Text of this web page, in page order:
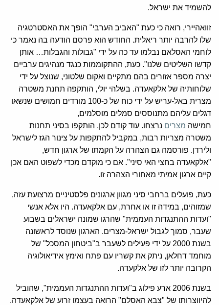
להשמיד את ישראל.
זוואהיירי, רואה כי כעת "האביב הערבי" הופך את האסטרטגיה
שלו להרבה יותר ריאלית. החודש הוא פרסם הודעה בה נאמר כי
לוחמי האסלאם נבלמו עד כה על ידי "גבולות והגבלות… אותן
קדשו השליטים שלנו". כעת, ההתקוממות כנגד מנהיגים ערביים
יצרה מספר אזורים בהם מתקיים ואקום שלטוני, שנוצל על ידי
שלוחותיה של אלקאעדה. בשלהי יולי, הותקפה תחנת משטרה
מצרית באל-עריש על ידי כוח של כ-100 מורדים חמושים שנשאו
דגלים עליהם מתנוססים סמלים מוסלמים,
חמישה מצרים נרצחו. עוד קודם לכן, הותקפו בסיני תחנות
משטרה מצריות רבות, במקביל להתקפות על צינור הגז לישראל
ולירדן. פורסמה גם הצהרה על הקמתו של ארגון חדש,
"אלקאעדה בחצי האי סיני". אם כי מוקדם מכדי לשפוט האם אכן
קיים ארגון אמיתי מאחורי הצהרה זו.
כעת, פועלים ברחבי סיני מגוון ארגונים פלסטיניים מרצועת עזה,
שמזוהים, במידה זו או אחרת, עם אלקאעדה. היו אלא אנשי
"ועדות ההתנגדות העממית" שהרגו שמונה ישראלים בשבוע
שעבר, סמוך לגבול ישראל-מצרים. הארגון שנוסד לראשונה
בשנת 2000 על ידי פעילים לשעבר ב"ביטחון המסכל" של
מוחמד דחלאן, ניתק את קשריו עם פתח ואימץ אידיאולוגיה
הקרובה יותר לזו של אלקעדה.
בשנת 2006 ארע פילוג ב"ועדות ההתנגדות העממית", שהוביל
להיווצרותו של "צבא האסלם" הרואה בעצמו זרוע של אלקאעדה.